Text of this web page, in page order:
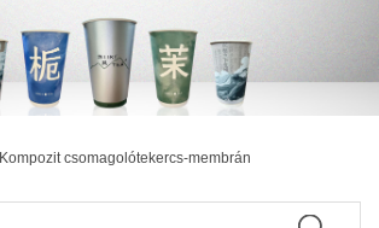
Kompozit csomagolótekercs-membrán